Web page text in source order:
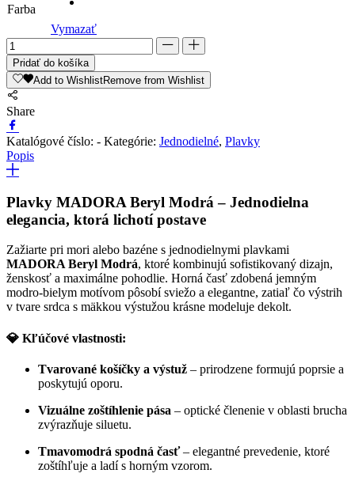
Farba
Vymazať
množstvo
Plavky
MADORA
Beryl
Modrá
Pridať do košíka
Add to WishlistRemove from Wishlist
Share
Katalógové číslo: - Kategórie: Jednodielné, Plavky
Popis
Plavky MADORA Beryl Modrá – Jednodielna
elegancia, ktorá lichotí postave
Zažiarte pri mori alebo bazéne s jednodielnymi plavkami
MADORA Beryl Modrá, ktoré kombinujú sofistikovaný dizajn,
ženskosť a maximálne pohodlie. Horná časť zdobená jemným
modro-bielym motívom pôsobí sviežo a elegantne, zatiaľ čo výstrih
v tvare srdca s mäkkou výstužou krásne modeluje dekolt.
💎 Kľúčové vlastnosti:
Tvarované košíčky a výstuž – prirodzene formujú poprsie a
poskytujú oporu.
Vizuálne zoštíhlenie pása – optické členenie v oblasti brucha
zvýrazňuje siluetu.
Tmavomodrá spodná časť– elegantné prevedenie, ktoré
zoštíhľuje a ladí s horným vzorom.